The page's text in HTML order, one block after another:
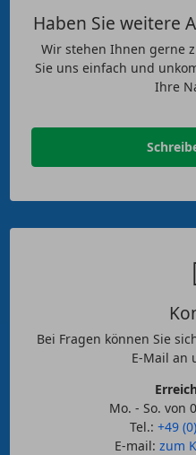
Haben Sie weitere
Wir stehen Ihnen gerne
Sie uns einfach und
Ihre
Bei Fragen können Sie
E-Mail an
Mo. - So. von
Tel.: +49
E-mail: zum